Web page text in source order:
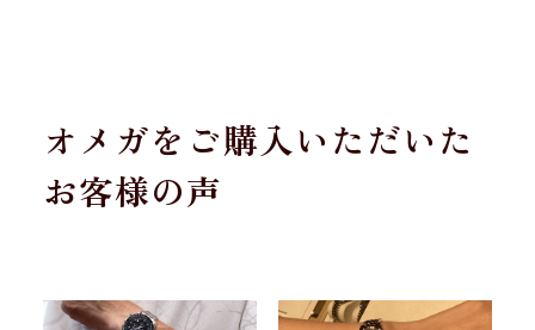
オメガをご購入いただいた
お客様の声